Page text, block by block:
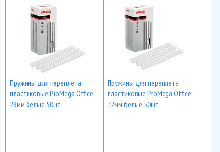
Пружины для переплета
пластиковые ProMega Office
28мм белые 50шт
Пружины для переплета
пластиковые ProMega Office
32мм белые 50шт